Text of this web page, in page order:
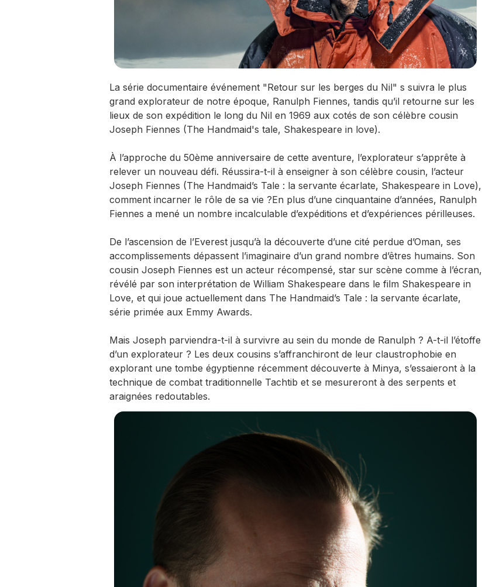
La série documentaire événement "Retour sur les berges du Nil" s suivra le plus
grand explorateur de notre époque, Ranulph Fiennes, tandis qu’il retourne sur les
lieux de son expédition le long du Nil en 1969 aux cotés de son célèbre cousin
Joseph Fiennes (The Handmaid's tale, Shakespeare in love).
À l’approche du 50ème anniversaire de cette aventure, l’explorateur s’apprête à
relever un nouveau défi. Réussira-t-il à enseigner à son célèbre cousin, l’acteur
Joseph Fiennes (The Handmaid’s Tale : la servante écarlate, Shakespeare in Love),
comment incarner le rôle de sa vie ?En plus d’une cinquantaine d’années, Ranulph
Fiennes a mené un nombre incalculable d’expéditions et d’expériences périlleuses.
De l’ascension de l’Everest jusqu’à la découverte d’une cité perdue d’Oman, ses
accomplissements dépassent l’imaginaire d’un grand nombre d’êtres humains. Son
cousin Joseph Fiennes est un acteur récompensé, star sur scène comme à l’écran,
révélé par son interprétation de William Shakespeare dans le film Shakespeare in
Love, et qui joue actuellement dans The Handmaid’s Tale : la servante écarlate,
série primée aux Emmy Awards.
Mais Joseph parviendra-t-il à survivre au sein du monde de Ranulph ? A-t-il l’étoffe
d’un explorateur ? Les deux cousins s’affranchiront de leur claustrophobie en
explorant une tombe égyptienne récemment découverte à Minya, s’essaieront à la
technique de combat traditionnelle Tachtib et se mesureront à des serpents et
araignées redoutables.